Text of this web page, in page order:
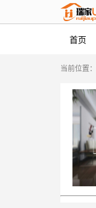
首页
当前位置：